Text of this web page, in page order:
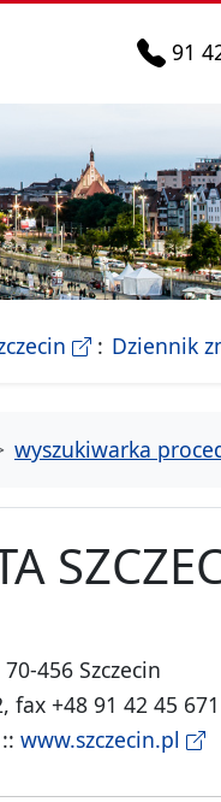
91
Szczecin
Miasta Szczecin
- Oficjalna
Dziennik
wyszukiwarka
456 Szczecin
fax +48 91 42 45 671
::www.szczecin.pl